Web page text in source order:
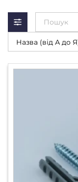
Назва (від А до